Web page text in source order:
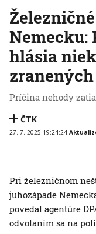
hlásia
zranených
Príčina nehody
ČTK
27. 7. 2025 19:24:24
Pri železničnom
juhozápade
povedal agentúre
odvolaním sa na